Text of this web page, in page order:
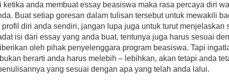
ketika anda membuat essay beasiswa maka rasa percaya diri
Buat setiap goresan dalam tulisan tersebut untuk mewakili
profil diri anda sendiri, jangan lupa juga untuk turut menjelaskan
isi dari essay yang anda buat, tentunya juga harus sesuai
oleh pihak penyelenggara program beasiswa. Tapi
berarti anda harus melebih – lebihkan, akan tetapi anda
yang sesuai dengan apa yang telah anda lalui.